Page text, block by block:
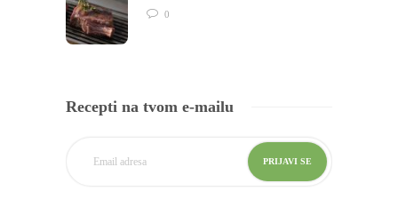
0
Recepti na tvom e-mailu